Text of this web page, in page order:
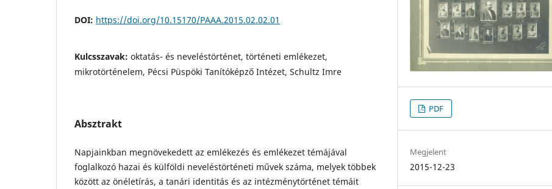
DOI: https://doi.org/10.15170/PAAA.2015.02.02.01
Kulcsszavak: oktatás- és neveléstörténet, történeti emlékezet,
mikrotörténelem, Pécsi Püspöki Tanítóképző Intézet, Schultz Imre
Absztrakt
Napjainkban megnövekedett az emlékezés és emlékezet témájával
foglalkozó hazai és külföldi neveléstörténeti művek száma, melyek többek
között az önéletírás, a tanári identitás és az intézménytörténet témáit
PDF
Megjelent
2015-12-23